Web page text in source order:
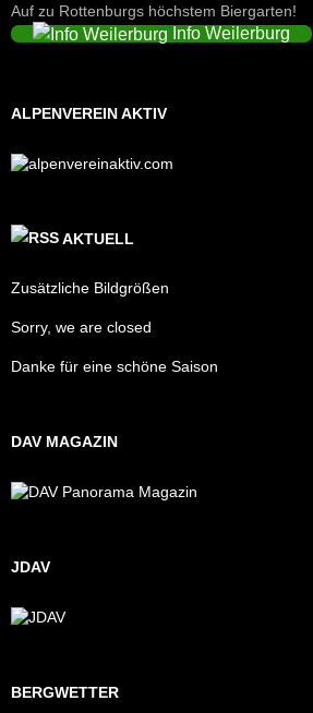
Auf zu Rottenburgs höchstem Biergarten!
Info Weilerburg
ALPENVEREIN AKTIV
AKTUELL
Zusätzliche Bildgrößen
Sorry, we are closed
Danke für eine schöne Saison
DAV MAGAZIN
JDAV
BERGWETTER